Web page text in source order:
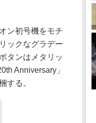
ン初号機をモチ
ックなグラデー
タンはメタリッ
Anniversary」
する。